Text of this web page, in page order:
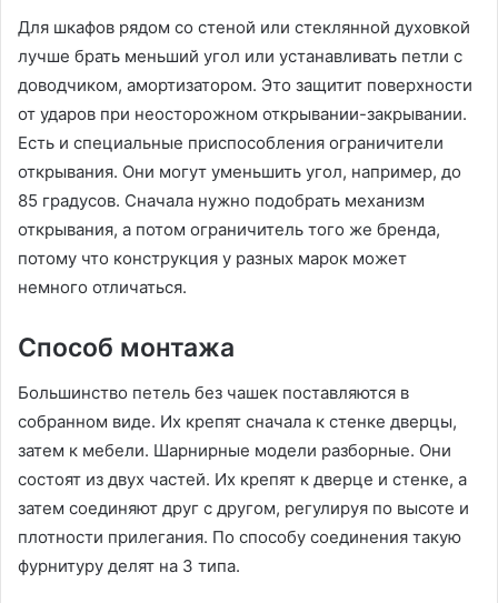
Для шкафов рядом со стеной или стеклянной духовкой
лучше брать меньший угол или устанавливать петли с
доводчиком, амортизатором. Это защитит поверхности
от ударов при неосторожном открывании-закрывании.
Есть и специальные приспособления ограничители
открывания. Они могут уменьшить угол, например, до
85 градусов. Сначала нужно подобрать механизм
открывания, а потом ограничитель того же бренда,
потому что конструкция у разных марок может
немного отличаться.
Способ монтажа
Большинство петель без чашек поставляются в
собранном виде. Их крепят сначала к стенке дверцы,
затем к мебели. Шарнирные модели разборные. Они
состоят из двух частей. Их крепят к дверце и стенке, а
затем соединяют друг с другом, регулируя по высоте и
плотности прилегания. По способу соединения такую
фурнитуру делят на 3 типа.